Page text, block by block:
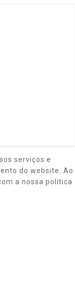
serviços e
do website. Ao
a nossa política.